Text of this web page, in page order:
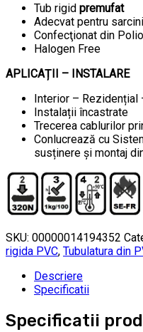
Tub rigid premufat
Adecvat pentru
Confecţionat din
Halogen Free
APLICAȚII – INSTALARE
Interior – Rezidențial
Instalații încastrate
Trecerea cablurilor
Conlucrează cu
susținere și montaj
SKU: 00000014194352
rigida PVC, Tubulatura din
Descriere
Specificatii
Specificatii